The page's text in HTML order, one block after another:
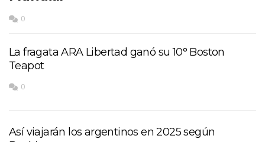
0
La fragata ARA Libertad ganó su 10° Boston
Teapot
0
Así viajarán los argentinos en 2025 según